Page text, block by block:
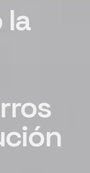
la